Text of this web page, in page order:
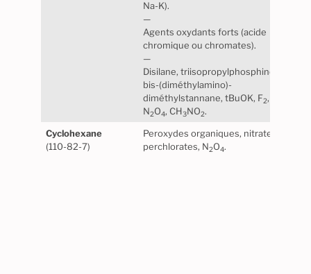
Na-K).
—
Agents oxydants forts (acide
chromique ou chromates).
—
Disilane, triisopropylphosphine,
bis-(diméthylamino)-
diméthylstannane, tBuOK, F2,
N2O4, CH3NO2.
Cyclohexane
(110-82-7)
Peroxydes organiques, nitrates,
perchlorates, N2O4.